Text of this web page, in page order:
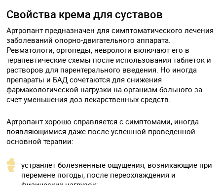
Свойства крема для суставов
Артропант предназначен для симптоматического лечения
заболеваний опорно-двигательного аппарата.
Ревматологи, ортопеды, неврологи включают его в
терапевтические схемы после использования таблеток и
растворов для парентерального введения. Но иногда
препараты и БАД сочетаются для снижения
фармакологической нагрузки на организм больного за
счет уменьшения доз лекарственных средств.
Артропант хорошо справляется с симптомами, иногда
появляющимися даже после успешной проведенной
основной терапии:
устраняет болезненные ощущения, возникающие при
перемене погоды, после переохлаждения и